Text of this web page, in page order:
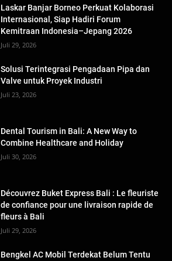
Laskar Banjar Borneo Perkuat Kolaborasi
Internasional, Siap Hadiri Forum
Kemitraan Indonesia–Jepang 2026
Juli 29, 2026
Solusi Terintegrasi Pengadaan Pipa dan
Valve untuk Proyek Industri
Juli 23, 2026
Dental Tourism in Bali: A New Way to
Combine Healthcare and Holiday
Juli 30, 2026
Découvrez Buket Express Bali : Le fleuriste
de confiance pour une livraison rapide de
fleurs à Bali
Juli 29, 2026
Bengkel AC Mobil Terdekat Belum Tentu